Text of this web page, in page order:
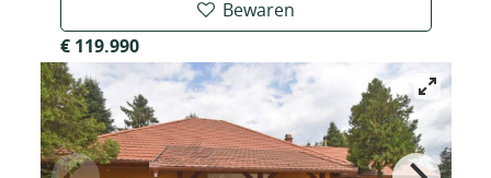
Bewaren
€ 119.990